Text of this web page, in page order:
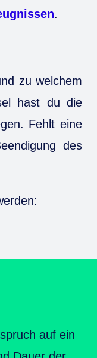
.
zu welchem
hast du die
Fehlt eine
des
auf ein